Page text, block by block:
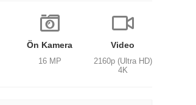
Ön Kamera
16 MP
Video
2160p (Ultra HD)
4K